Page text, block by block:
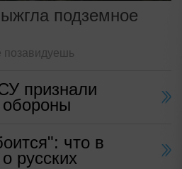
подземное
признали
обороны
что в
русских